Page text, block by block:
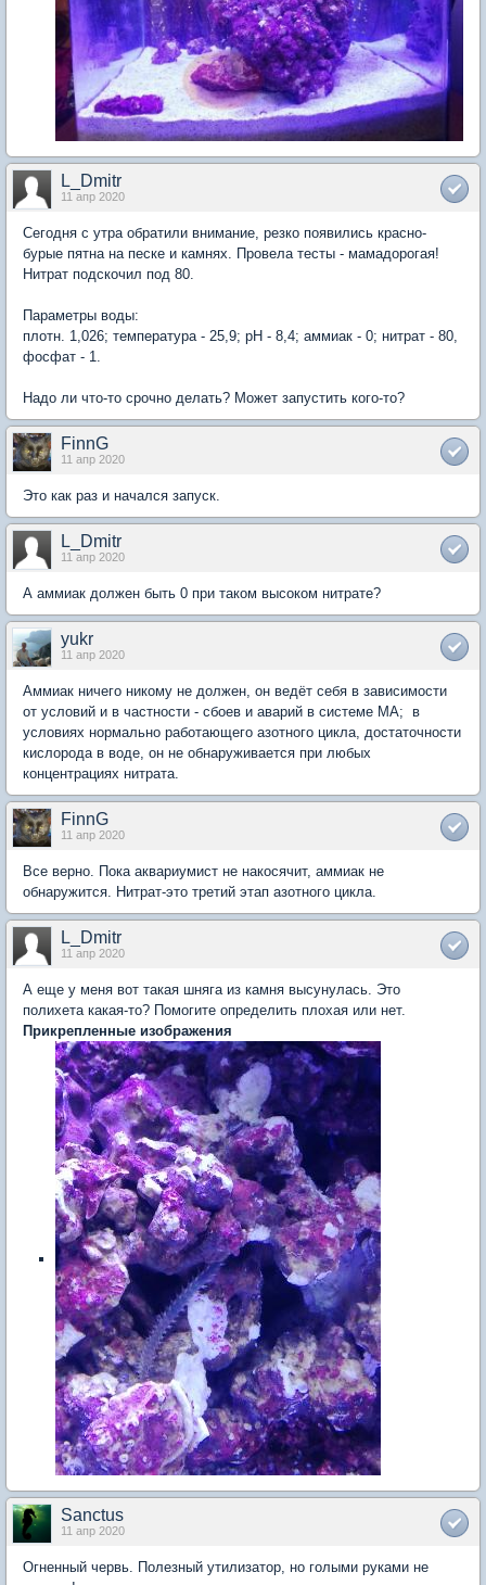
L_Dmitr
11 апр 2020
Сегодня с утра обратили внимание, резко появились красно-
бурые пятна на песке и камнях. Провела тесты - мамадорогая!
Нитрат подскочил под 80.
Параметры воды:
плотн. 1,026; температура - 25,9; pH - 8,4; аммиак - 0; нитрат - 80,
фосфат - 1.
Надо ли что-то срочно делать? Может запустить кого-то?
FinnG
11 апр 2020
Это как раз и начался запуск.
L_Dmitr
11 апр 2020
А аммиак должен быть 0 при таком высоком нитрате?
yukr
11 апр 2020
Аммиак ничего никому не должен, он ведёт себя в зависимости
от условий и в частности - сбоев и аварий в системе МА; в
условиях нормально работающего азотного цикла, достаточности
кислорода в воде, он не обнаруживается при любых
концентрациях нитрата.
FinnG
11 апр 2020
Все верно. Пока аквариумист не накосячит, аммиак не
обнаружится. Нитрат-это третий этап азотного цикла.
L_Dmitr
11 апр 2020
А еще у меня вот такая шняга из камня высунулась. Это
полихета какая-то? Помогите определить плохая или нет.
Прикрепленные изображения
Sanctus
11 апр 2020
Огненный червь. Полезный утилизатор, но голыми руками не